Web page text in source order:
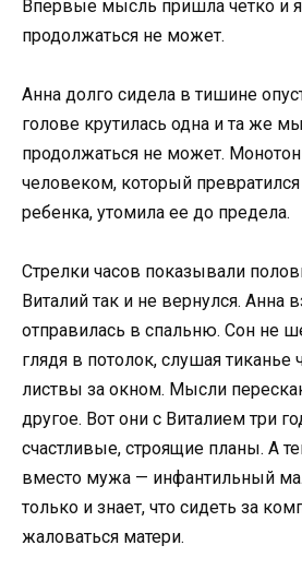
Впервые мысль пришла четко и
продолжаться не может.
Анна долго сидела в тишине
голове крутилась одна и та же
продолжаться не может.
человеком, который
ребенка, утомила ее до предела.
Стрелки часов показывали
Виталий так и не вернулся. Анна
отправилась в спальню. Сон не
глядя в потолок, слушая тиканье
листвы за окном. Мысли
другое. Вот они с Виталием три
счастливые, строящие планы. А
вместо мужа — инфантильный
только и знает, что сидеть за
жаловаться матери.